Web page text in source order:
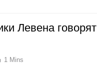
Левена говорят
1 Mins